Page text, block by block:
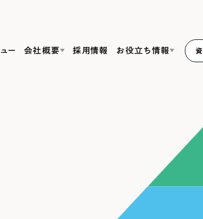
リープ・リク
求人票作成・面接
リープ・キャリ
完全成功報酬型の
企業サイト
ー 会社概要
SDGsへの取り組み
新着情報
採用情報 お役立ち情報
かる資料３点セット